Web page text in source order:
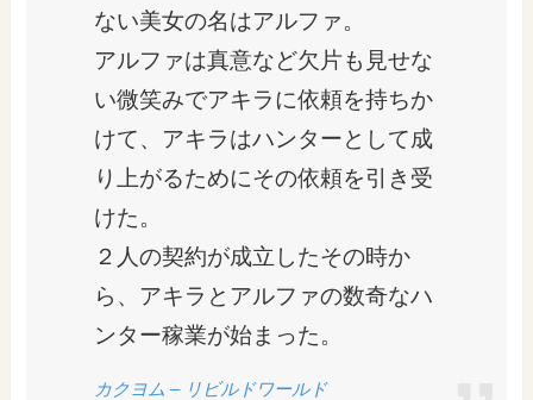
ない美女の名はアルファ。
アルファは真意など欠片も見せな
い微笑みでアキラに依頼を持ちか
けて、アキラはハンターとして成
り上がるためにその依頼を引き受
けた。
２人の契約が成立したその時か
ら、アキラとアルファの数奇なハ
ンター稼業が始まった。
カクヨム – リビルドワールド